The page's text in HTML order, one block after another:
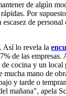
de algún
Por
de
Así lo revela la
de las
cocina y un
mano de
y tarde o
mañana", apela